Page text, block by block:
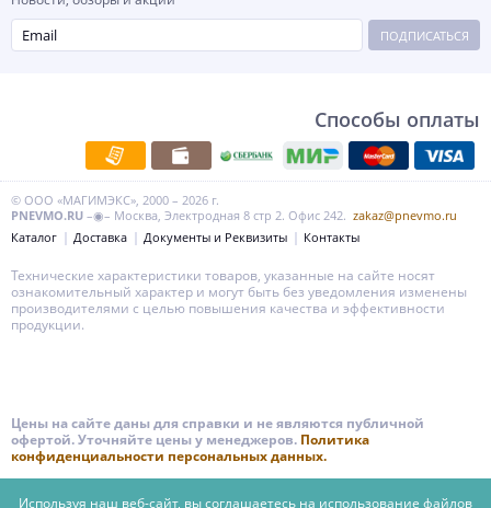
ПОДПИСАТЬСЯ
Способы оплаты
© ООО «МАГИМЭКС», 2000 – 2026 г.
PNEVMO.RU –◉– Москва, Электродная 8 стр 2. Офис 242. zakaz@pnevmo.ru
Каталог
Доставка Документы и Реквизиты Контакты
Технические характеристики товаров, указанные на сайте носят
ознакомительный характер и могут быть без уведомления изменены
производителями с целью повышения качества и эффективности
продукции.
Цены на сайте даны для справки и не являются публичной
офертой. Уточняйте цены у менеджеров. Политика
конфиденциальности персональных данных.
Используя наш веб-сайт, вы соглашаетесь на использование файлов